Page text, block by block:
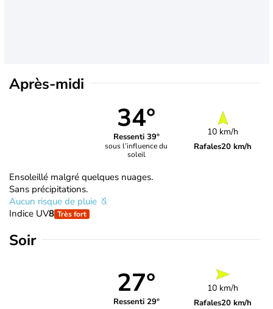
Après-midi
34°
Ressenti 39°
sous l’influence du
soleil
10 km/h
Rafales20 km/h
Ensoleillé malgré quelques nuages.
Sans précipitations.
Aucun risque de pluie
Indice UV8 Très fort
Soir
27°
Ressenti 29°
10 km/h
Rafales20 km/h